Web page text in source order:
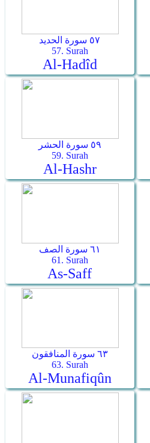
٥٧ سورة الحديد
57. Surah
Al-Hadîd
٥٩ سورة الحشر
59. Surah
Al-Hashr
٦١ سورة الصف
61. Surah
As-Saff
٦٣ سورة المنافقون
63. Surah
Al-Munafiqûn